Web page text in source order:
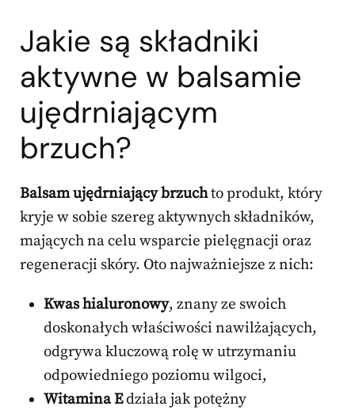
Jakie są składniki
aktywne w balsamie
ujędrniającym
brzuch?
Balsam ujędrniający brzuchto produkt, który
kryje w sobie szereg aktywnych składników,
mających na celu wsparcie pielęgnacji oraz
regeneracji skóry. Oto najważniejsze z nich:
Kwas hialuronowy, znany ze swoich
doskonałych właściwości nawilżających,
odgrywa kluczową rolę w utrzymaniu
odpowiedniego poziomu wilgoci,
Witamina Edziała jak potężny